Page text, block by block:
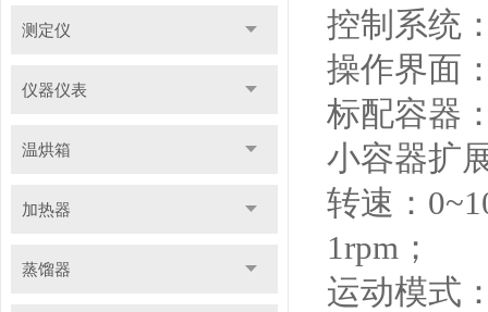
测定仪
仪器仪表
温烘箱
加热器
蒸馏器
控制系统
操作界面
标配容器
小容器扩
转速 ： 0~1
1rpm ；
运动模式